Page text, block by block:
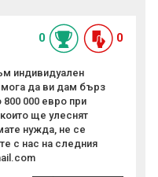
0 0
индивидуален
мога да ви дам бърз
000 евро при
ще улеснят
нужда, не се
с нас на следния